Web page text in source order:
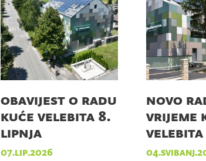
obavijest o radu
kuće velebita 8.
lipnja
07.lip.2026
novo
vrijeme
velebita